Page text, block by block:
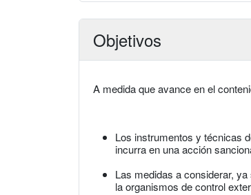
Objetivos
A medida que avance en el
Los instrumentos y técnicas
incurra en una acción
Las medidas a considerar,
la organismos de control